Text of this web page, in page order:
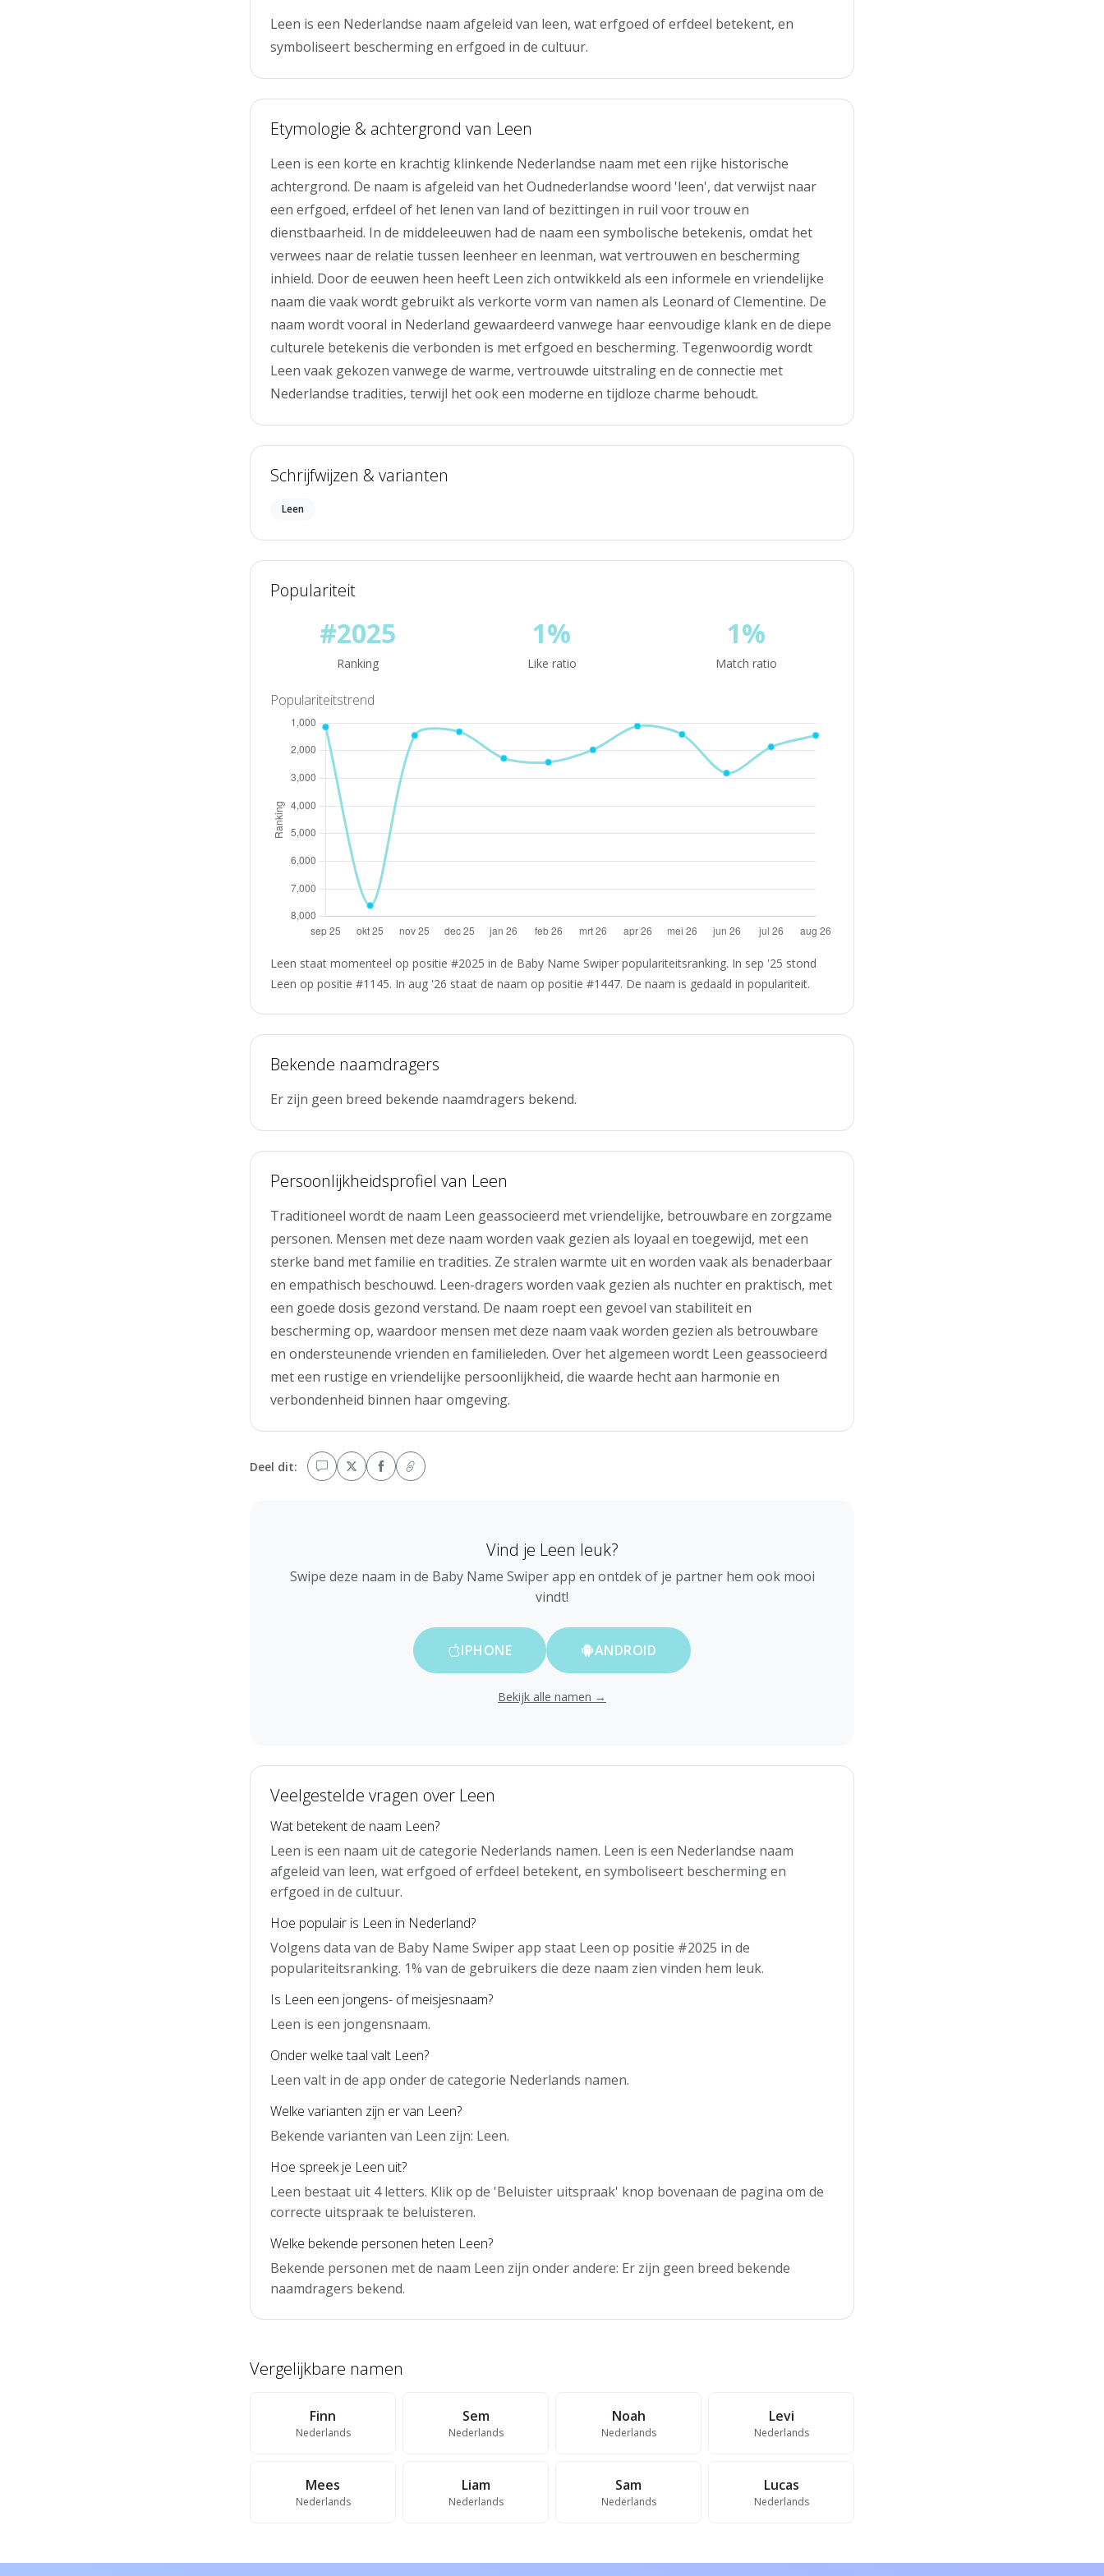
Leen is een Nederlandse naam afgeleid van leen, wat erfgoed of erfdeel betekent, en
symboliseert bescherming en erfgoed in de cultuur.
Etymologie & achtergrond van Leen
Leen is een korte en krachtig klinkende Nederlandse naam met een rijke historische
achtergrond. De naam is afgeleid van het Oudnederlandse woord 'leen', dat verwijst naar
een erfgoed, erfdeel of het lenen van land of bezittingen in ruil voor trouw en
dienstbaarheid. In de middeleeuwen had de naam een symbolische betekenis, omdat het
verwees naar de relatie tussen leenheer en leenman, wat vertrouwen en bescherming
inhield. Door de eeuwen heen heeft Leen zich ontwikkeld als een informele en vriendelijke
naam die vaak wordt gebruikt als verkorte vorm van namen als Leonard of Clementine. De
naam wordt vooral in Nederland gewaardeerd vanwege haar eenvoudige klank en de diepe
culturele betekenis die verbonden is met erfgoed en bescherming. Tegenwoordig wordt
Leen vaak gekozen vanwege de warme, vertrouwde uitstraling en de connectie met
Nederlandse tradities, terwijl het ook een moderne en tijdloze charme behoudt.
Schrijfwijzen & varianten
Leen
Populariteit
#2025
Ranking
1%
Like ratio
1%
Match ratio
Populariteitstrend
Leen staat momenteel op positie #2025 in de Baby Name Swiper populariteitsranking. In sep '25 stond
Leen op positie #1145. In aug '26 staat de naam op positie #1447. De naam is gedaald in populariteit.
Bekende naamdragers
Er zijn geen breed bekende naamdragers bekend.
Persoonlijkheidsprofiel van Leen
Traditioneel wordt de naam Leen geassocieerd met vriendelijke, betrouwbare en zorgzame
personen. Mensen met deze naam worden vaak gezien als loyaal en toegewijd, met een
sterke band met familie en tradities. Ze stralen warmte uit en worden vaak als benaderbaar
en empathisch beschouwd. Leen-dragers worden vaak gezien als nuchter en praktisch, met
een goede dosis gezond verstand. De naam roept een gevoel van stabiliteit en
bescherming op, waardoor mensen met deze naam vaak worden gezien als betrouwbare
en ondersteunende vrienden en familieleden. Over het algemeen wordt Leen geassocieerd
met een rustige en vriendelijke persoonlijkheid, die waarde hecht aan harmonie en
verbondenheid binnen haar omgeving.
Deel dit:
Vind je Leen leuk?
Swipe deze naam in de Baby Name Swiper app en ontdek of je partner hem ook mooi
vindt!
IPHONE ANDROID
Bekijk alle namen →
Veelgestelde vragen over Leen
Wat betekent de naam Leen?
Leen is een naam uit de categorie Nederlands namen. Leen is een Nederlandse naam
afgeleid van leen, wat erfgoed of erfdeel betekent, en symboliseert bescherming en
erfgoed in de cultuur.
Hoe populair is Leen in Nederland?
Volgens data van de Baby Name Swiper app staat Leen op positie #2025 in de
populariteitsranking. 1% van de gebruikers die deze naam zien vinden hem leuk.
Is Leen een jongens- of meisjesnaam?
Leen is een jongensnaam.
Onder welke taal valt Leen?
Leen valt in de app onder de categorie Nederlands namen.
Welke varianten zijn er van Leen?
Bekende varianten van Leen zijn: Leen.
Hoe spreek je Leen uit?
Leen bestaat uit 4 letters. Klik op de 'Beluister uitspraak' knop bovenaan de pagina om de
correcte uitspraak te beluisteren.
Welke bekende personen heten Leen?
Bekende personen met de naam Leen zijn onder andere: Er zijn geen breed bekende
naamdragers bekend.
Vergelijkbare namen
Finn
Nederlands
Sem
Nederlands
Noah
Nederlands
Levi
Nederlands
Mees
Nederlands
Liam
Nederlands
Sam
Nederlands
Lucas
Nederlands